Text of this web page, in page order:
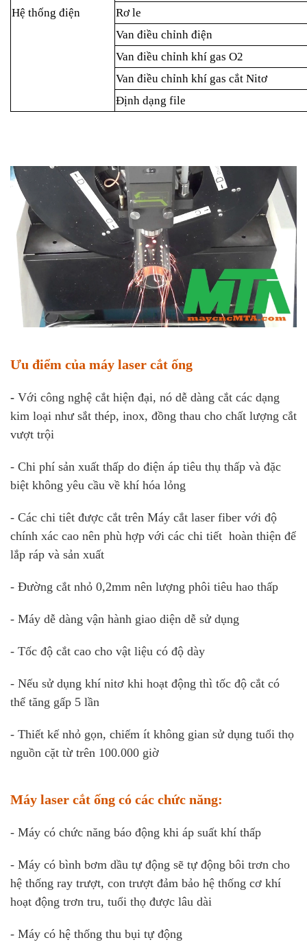
Hệ thống điện
Rơ le
Van điều chỉnh điện
Van điều chỉnh khí gas O2
Van điều chỉnh khí gas cắt Nitơ
Định dạng file
Ưu điểm của máy laser cắt ống
- Với công nghệ cắt hiện đại, nó dễ dàng cắt các dạng
kim loại như sắt thép, inox, đồng thau cho chất lượng cắt
vượt trội
- Chi phí sản xuất thấp do điện áp tiêu thụ thấp và đặc
biệt không yêu cầu về khí hóa lỏng
- Các chi tiêt được cắt trên Máy cắt laser fiber với độ
chính xác cao nên phù hợp với các chi tiết hoàn thiện để
lắp ráp và sản xuất
- Đường cắt nhỏ 0,2mm nên lượng phôi tiêu hao thấp
- Máy dễ dàng vận hành giao diện dễ sử dụng
- Tốc độ cắt cao cho vật liệu có độ dày
- Nếu sử dụng khí nitơ khi hoạt động thì tốc độ cắt có
thể tăng gấp 5 lần
- Thiết kế nhỏ gọn, chiếm ít không gian sử dụng tuổi thọ
nguồn cặt từ trên 100.000 giờ
Máy laser cắt ống có các chức năng:
- Máy có chức năng báo động khi áp suất khí thấp
- Máy có bình bơm dầu tự động sẽ tự động bôi trơn cho
hệ thống ray trượt, con trượt đảm bảo hệ thống cơ khí
hoạt động trơn tru, tuổi thọ được lâu dài
- Máy có hệ thống thu bụi tự động